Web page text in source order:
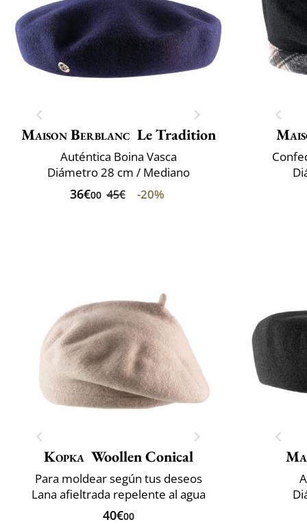
Maison Berblanc Le Tradition
Auténtica Boina Vasca
Diámetro 28 cm / Mediano
36€00 45€ -20%
Kopka Woollen Conical
Para moldear según tus deseos
Lana afieltrada repelente al agua
40€00